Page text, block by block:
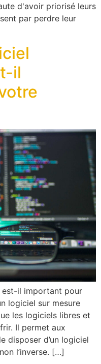
d'avoir priorisé leurs
par perdre leur
il
est-il important pour
logiciel sur mesure
les logiciels libres et
Il permet aux
disposer d’un logiciel
l’inverse. […]